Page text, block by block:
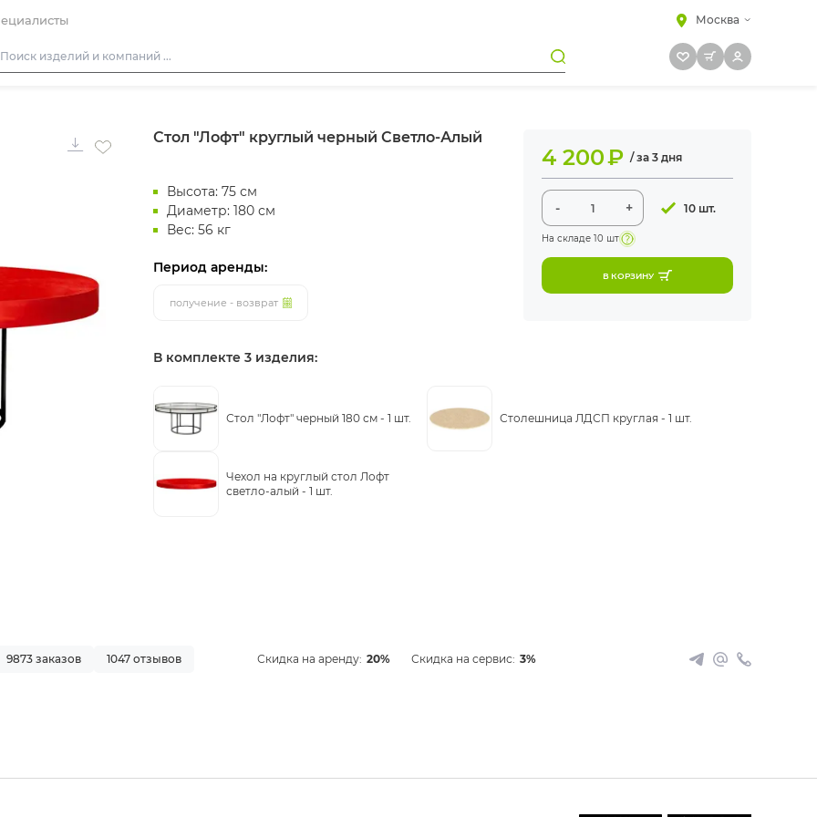
Москва
Скамейки
Фуршетная мебель
Стол "Лофт" круглый черный Светло-Алый
Высота: 75 см
Диаметр: 180 см
Вес: 56 кг
Период аренды:
получение - возврат
4 200₽ / за 3 дня
- + 10 шт.
На складе 10 шт
В КОРЗИНУ
В комплекте 3 изделия:
Стол "Лофт" черный 180 см - 1 шт. Столешница ЛДСП круглая - 1 шт.
Чехол на круглый стол Лофт
светло-алый - 1 шт.
9873 заказов 1047 отзывов Скидка на аренду: 20% Скидка на сервис: 3%